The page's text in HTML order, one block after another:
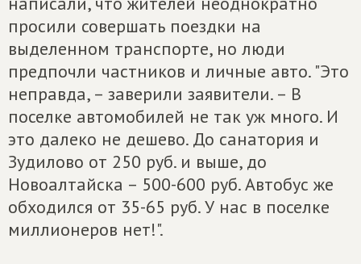
просили совершать поездки на
выделенном транспорте, но люди
предпочли частников и личные авто. "Это
неправда, – заверили заявители. – В
поселке автомобилей не так уж много. И
это далеко не дешево. До санатория и
Зудилово от 250 руб. и выше, до
Новоалтайска – 500-600 руб. Автобус же
обходился от 35-65 руб. У нас в поселке
миллионеров нет!".